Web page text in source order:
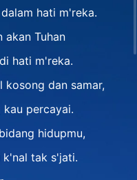
hati m'reka.
akan Tuhan
hati m'reka.
kosong dan samar,
percayai.
hidupmu,
k'nal tak s'jati.